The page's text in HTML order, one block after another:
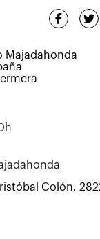
Majadahonda
Colón,